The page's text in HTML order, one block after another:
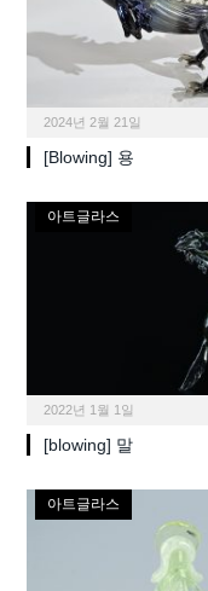
2024년 2월 21일
[Blowing] 용
아트글라스
2022년 1월 1일
[blowing] 말
아트글라스